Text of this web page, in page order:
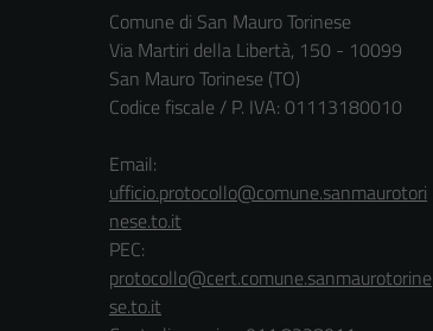
Comune di San Mauro Torinese
Via Martiri della Libertà, 150 - 10099
San Mauro Torinese (TO)
Codice fiscale / P. IVA: 01113180010
Email:
ufficio.protocollo@comune.sanmaurotori
nese.to.it
PEC:
protocollo@cert.comune.sanmaurotorine
se.to.it